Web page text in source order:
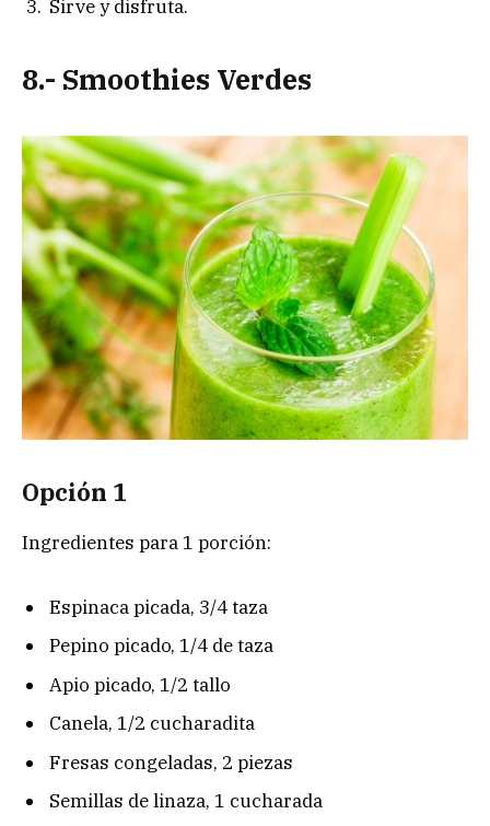
Sirve y disfruta.
8.- Smoothies Verdes
Opción 1
Ingredientes para 1 porción:
Espinaca picada, 3/4 taza
Pepino picado, 1/4 de taza
Apio picado, 1/2 tallo
Canela, 1/2 cucharadita
Fresas congeladas, 2 piezas
Semillas de linaza, 1 cucharada